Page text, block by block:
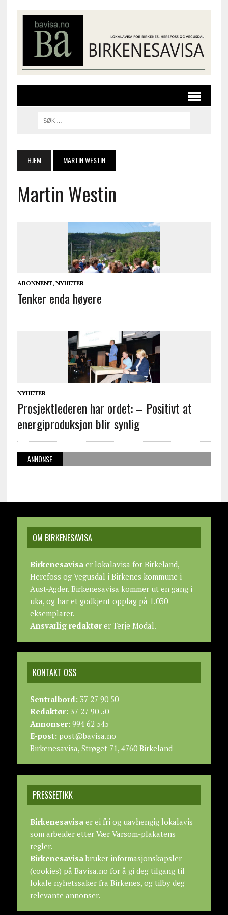
HJEM MARTIN WESTIN
Martin Westin
ABONNENT, NYHETER
Tenker enda høyere
NYHETER
Prosjektlederen har ordet: – Positivt at
energiproduksjon blir synlig
ANNONSE
OM BIRKENESAVISA
Birkenesavisaer lokalavisa for Birkeland,
Herefoss og Vegusdal i Birkenes kommune i
Aust-Agder. Birkenesavisa kommer ut en gang i
uka, og har et godkjent opplag på 1.030
eksemplarer.
Ansvarlig redaktører Terje Modal.
KONTAKT OSS
Sentralbord:37 27 90 50
Redaktør:37 27 90 50
Annonser:994 62 545
E-post:post@bavisa.no
Birkenesavisa, Strøget 71, 4760 Birkeland
PRESSEETIKK
Birkenesavisaer ei fri og uavhengig lokalavis
som arbeider etter Vær Varsom-plakatens
regler.
Birkenesavisabruker informasjonskapsler
(cookies) på Bavisa.no for å gi deg tilgang til
lokale nyhetssaker fra Birkenes, og tilby deg
relevante annonser.